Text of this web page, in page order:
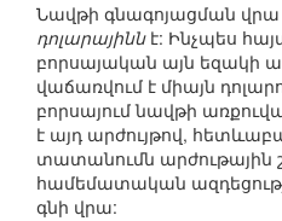
Նավթի գնագոյացման վրա
դոլարայիննէ: Ինչպես
բորսայական այն եզակի
վաճառվում է միայն
բորսայում նավթի
է այդ արժույթով,
տատանումն արժութային
համեմատական
գնի վրա: